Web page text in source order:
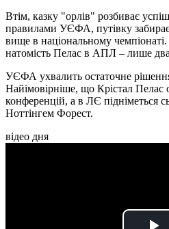
Втім, казку "орлів" розбиває
правилами УЄФА, путівку
вище в національному
натомість Пелас в АПЛ – лише
УЄФА ухвалить остаточне
Найімовірніше, що Крістал Пелас
конференцій, а в ЛЄ підніметься
Ноттінгем Форест.
відео дня